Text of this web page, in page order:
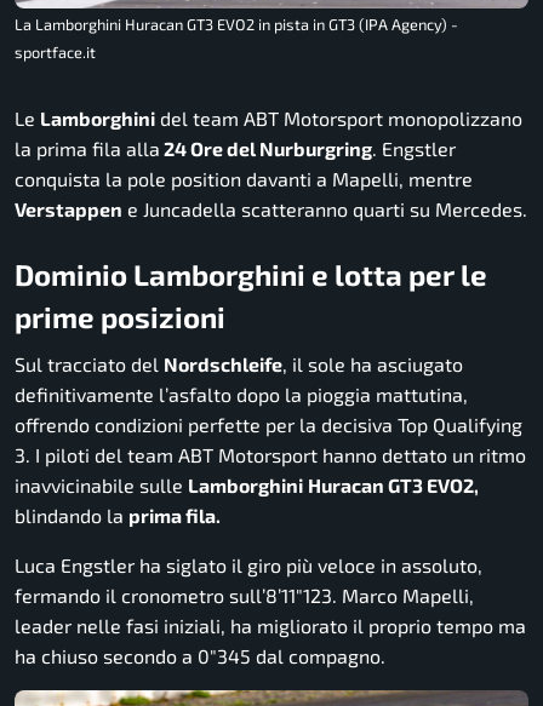
La Lamborghini Huracan GT3 EVO2 in pista in GT3 (IPA Agency) -
sportface.it
Le Lamborghini del team ABT Motorsport monopolizzano
la prima fila alla 24 Ore del Nurburgring. Engstler
conquista la pole position davanti a Mapelli, mentre
Verstappen e Juncadella scatteranno quarti su Mercedes.
Dominio Lamborghini e lotta per le
prime posizioni
Sul tracciato del Nordschleife, il sole ha asciugato
definitivamente l’asfalto dopo la pioggia mattutina,
offrendo condizioni perfette per la decisiva Top Qualifying
3. I piloti del team ABT Motorsport hanno dettato un ritmo
inavvicinabile sulle Lamborghini Huracan GT3 EVO2,
blindando la prima fila.
Luca Engstler ha siglato il giro più veloce in assoluto,
fermando il cronometro sull’8’11″123. Marco Mapelli,
leader nelle fasi iniziali, ha migliorato il proprio tempo ma
ha chiuso secondo a 0″345 dal compagno.